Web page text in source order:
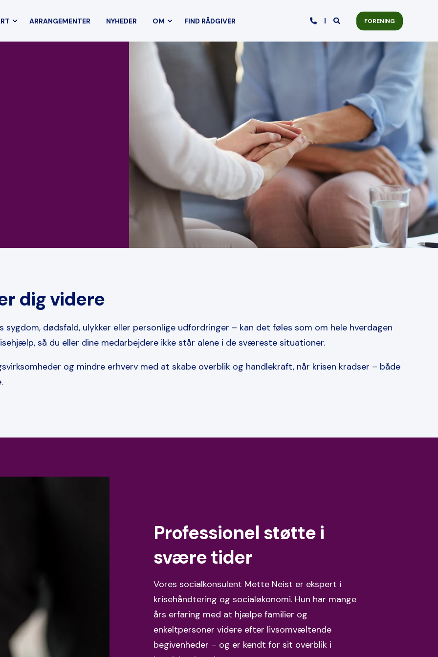
ARRANGEMENTER NYHEDER OM FIND RÅDGIVER FORENING
dig videre
dødsfald, ulykker eller personlige udfordringer – kan det føles som om hele hverdagen
, så du eller dine medarbejdere ikke står alene i de sværeste situationer.
og mindre erhverv med at skabe overblik og handlekraft, når krisen kradser – både
Professionel støtte i
svære tider
Vores socialkonsulent Mette Neist er ekspert i
krisehåndtering og socialøkonomi. Hun har mange
års erfaring med at hjælpe familier og
enkeltpersoner videre efter livsomvæltende
begivenheder – og er kendt for sit overblik i